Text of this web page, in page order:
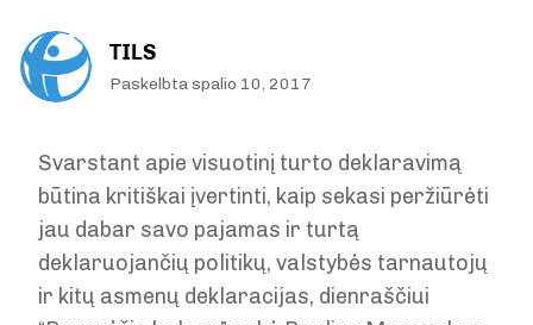
TILS
Paskelbta spalio 10, 2017
Svarstant apie visuotinį turto deklaravimą
būtina kritiškai įvertinti, kaip sekasi peržiūrėti
jau dabar savo pajamas ir turtą
deklaruojančių politikų, valstybės tarnautojų
ir kitų asmenų deklaracijas, dienraščiui